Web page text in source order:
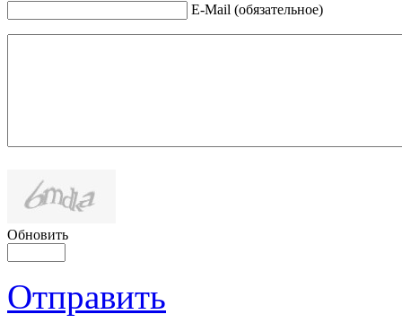
E-Mail (обязательное)
Обновить
Отправить